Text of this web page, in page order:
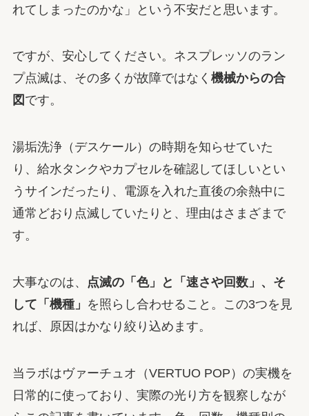
れてしまったのかな」という不安だと思います。
ですが、安心してください。ネスプレッソのラン
プ点滅は、その多くが故障ではなく 機械からの合
図 です。
湯垢洗浄（デスケール）の時期を知らせていた
り、給水タンクやカプセルを確認してほしいとい
うサインだったり、電源を入れた直後の余熱中に
通常どおり点滅していたりと、理由はさまざまで
す。
大事なのは、
点滅の「色」と「速さや回数」、そ
して「機種」 を照らし合わせること。この3つを見
れば、原因はかなり絞り込めます。
当ラボはヴァーチュオ（VERTUO POP）の実機を
日常的に使っており、実際の光り方を観察しなが